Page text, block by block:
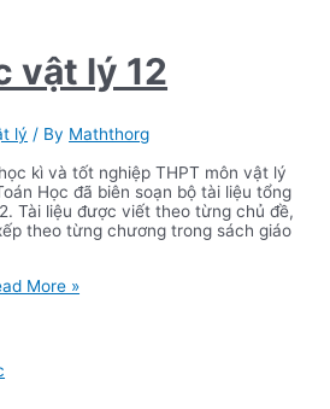
vật lý 12
lý / By Maththorg
kì và tốt nghiệp THPT môn vật lý
Học đã biên soạn bộ tài liệu tổng
Tài liệu được viết theo từng chủ đề,
theo từng chương trong sách giáo
More »